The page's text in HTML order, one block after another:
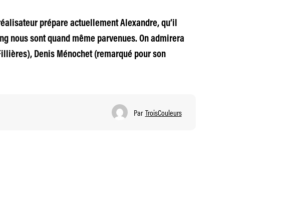
prépare actuellement Alexandre, qu’il
nous sont quand même parvenues. On admirera
Denis Ménochet (remarqué pour son
Par TroisCouleurs